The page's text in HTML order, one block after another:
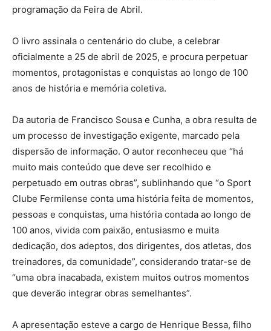
programação da Feira de Abril.
O livro assinala o centenário do clube, a celebrar
oficialmente a 25 de abril de 2025, e procura perpetuar
momentos, protagonistas e conquistas ao longo de 100
anos de história e memória coletiva.
Da autoria de Francisco Sousa e Cunha, a obra resulta de
um processo de investigação exigente, marcado pela
dispersão de informação. O autor reconheceu que “há
muito mais conteúdo que deve ser recolhido e
perpetuado em outras obras”, sublinhando que “o Sport
Clube Fermilense conta uma história feita de momentos,
pessoas e conquistas, uma história contada ao longo de
100 anos, vivida com paixão, entusiasmo e muita
dedicação, dos adeptos, dos dirigentes, dos atletas, dos
treinadores, da comunidade”, considerando tratar-se de
“uma obra inacabada, existem muitos outros momentos
que deverão integrar obras semelhantes”.
A apresentação esteve a cargo de Henrique Bessa, filho